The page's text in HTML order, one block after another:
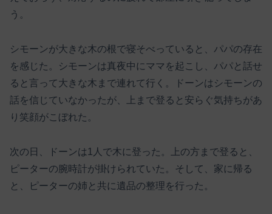
う。
シモーンが大きな木の根で寝そべっていると、パパの存在
を感じた。シモーンは真夜中にママを起こし、パパと話せ
ると言って大きな木まで連れて行く。ドーンはシモーンの
話を信じていなかったが、上まで登ると安らぐ気持ちがあ
り笑顔がこぼれた。
次の日、ドーンは1人で木に登った。上の方まで登ると、
ピーターの腕時計が掛けられていた。そして、家に帰る
と、ピーターの姉と共に遺品の整理を行った。